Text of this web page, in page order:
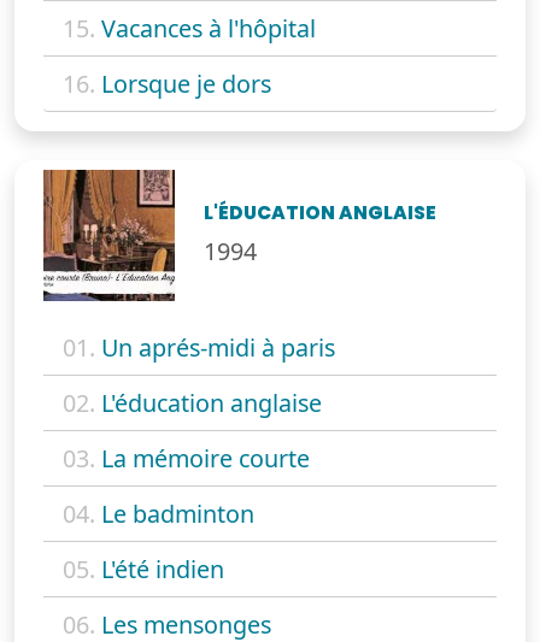
15. Vacances à l'hôpital
16. Lorsque je dors
L'ÉDUCATION ANGLAISE
1994
01. Un aprés-midi à paris
02. L'éducation anglaise
03. La mémoire courte
04. Le badminton
05. L'été indien
06. Les mensonges